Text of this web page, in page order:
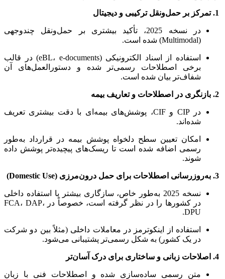
در نسخه 2025، تأکید بیشتری بر حمل‌ونقل چندوجهی
(Multimodal) شده است.
استفاده از اسناد الکترونیکی (eBL، e-documents) در قالب
برخی اصطلاحات رسمی‌تر شده و دستورالعمل‌های آن
شفاف‌تر بیان شده است.
در CIP و CIF، پوشش‌های بیمه‌ای با دقت بیشتری تعریف
شده‌اند.
امکان تعیین سطح دلخواه پوشش بیمه در قرارداد به‌طور
رسمی اضافه شده است تا ریسک‌های پیچیده‌تر پوشش داده
شوند.
نسخه 2025 به‌طور خاص، سازگاری بیشتر با استفاده داخلی
در کشورها را در نظر گرفته است، خصوصاً در FCA، DAP،
DPU.
استفاده از اینکوترمز در معاملات داخلی (مثلاً بین دو شرکت
در یک کشور) به شکل رسمی‌تر پشتیبانی می‌شود.
متن رسمی ساده‌سازی شده و اصطلاحات فنی با زبان